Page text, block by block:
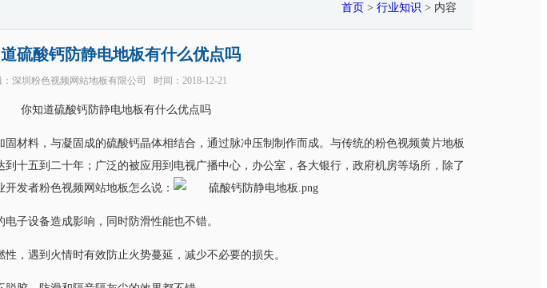
首页 > 行业知识 > 内容
硫酸钙防静电地板有什么优点吗
： 深圳粉色视频网站地板有限公司 时间：2018-12-21
你知道硫酸钙防静电地板有什么优点吗
材料，与凝固成的硫酸钙晶体相结合，通过脉冲压制制作而成。与传统的粉色视频黄片地板
五到二十年；广泛的被应用到电视广播中心，办公室，各大银行，政府机房等场所，除了
开发者粉色视频网站地板怎么说：
设备造成影响，同时防滑性能也不错。
，遇到火情时有效防止火势蔓延，减少不必要的损失。